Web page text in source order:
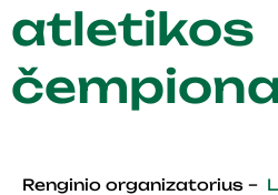
atletikos
Renginio organizatorius –